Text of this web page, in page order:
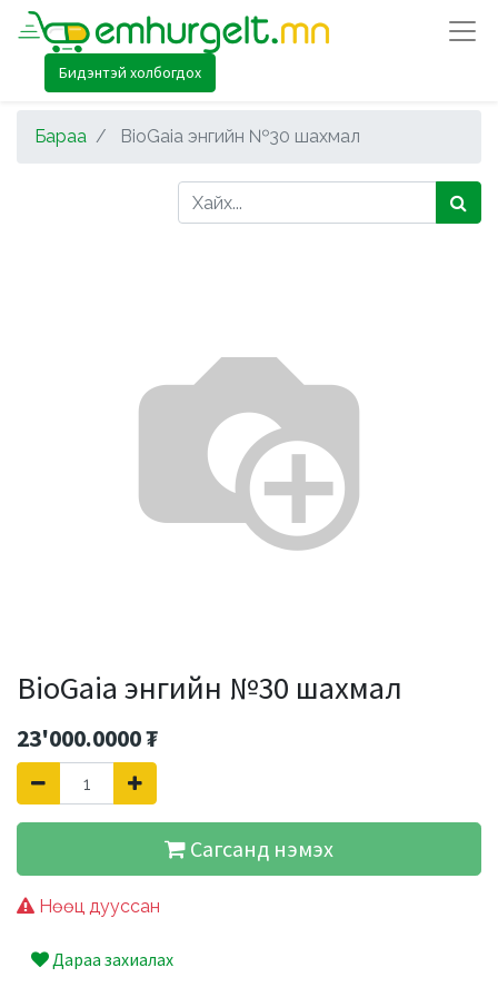
Бидэнтэй холбогдох
Бараа BioGaia энгийн №30 шахмал
BioGaia энгийн №30 шахмал
23'000.0000₮
Сагсанд нэмэх
Нөөц дууссан
Дараа захиалах